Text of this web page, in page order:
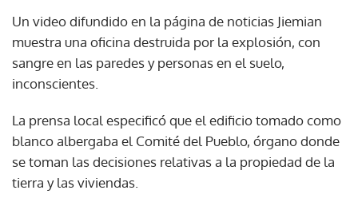
Un video difundido en la página de noticias Jiemian
muestra una oficina destruida por la explosión, con
sangre en las paredes y personas en el suelo,
inconscientes.
La prensa local especificó que el edificio tomado como
blanco albergaba el Comité del Pueblo, órgano donde
se toman las decisiones relativas a la propiedad de la
tierra y las viviendas.